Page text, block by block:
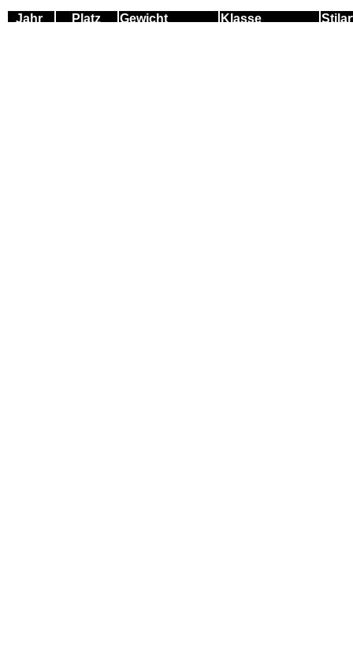
Jahr Platz Gewicht Klasse